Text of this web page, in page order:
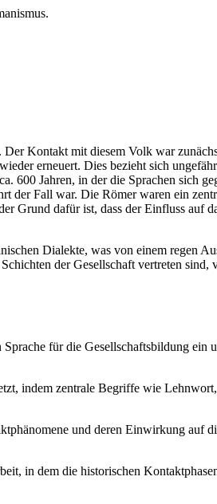
Kontakt mit diesem Volk war
erneuert. Dies bezieht sich
600 Jahren, in der die Sprachen sich
der Fall war. Die Römer waren ein
Grund dafür ist, dass der Einfluss auf
Dialekte, was von einem regen
der Gesellschaft vertreten
für die Gesellschaftsbildung ein
indem zentrale Begriffe wie
und deren Einwirkung auf
in dem die historischen